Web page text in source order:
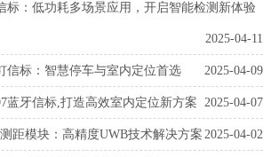
标：低功耗多场景应用，开启智能检测新体验
2025-04-11
信标：智慧停车与室内定位首选 2025-04-09
蓝牙信标,打造高效室内定位新方案 2025-04-07
距模块：高精度UWB技术解决方案 2025-04-02